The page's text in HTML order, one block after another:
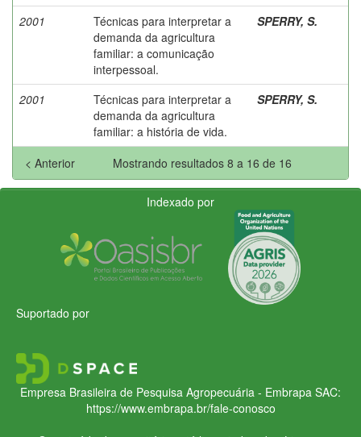
2001
Técnicas para interpretar a
demanda da agricultura
familiar: a comunicação
interpessoal.
SPERRY, S.
2001
Técnicas para interpretar a
demanda da agricultura
familiar: a história de vida.
SPERRY, S.
Mostrando resultados 8 a 16 de 16
< Anterior
Indexado por
Suportado por
Empresa Brasileira de Pesquisa Agropecuária - Embrapa SAC:
https://www.embrapa.br/fale-conosco